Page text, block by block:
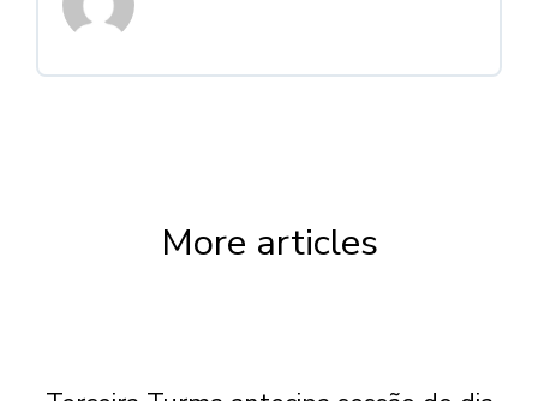
More articles